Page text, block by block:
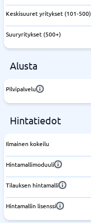
Keskisuuret yritykset (101-500)
Suuryritykset (500+)
Alusta
Pilvipalvelu
Hintatiedot
Ilmainen kokeilu
Hintamallimoduuli
Tilauksen hintamalli
Hintamallin lisenssi